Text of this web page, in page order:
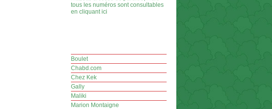
tous les numéros sont consultables
en cliquant ici
Boulet
Chabd.com
Chez Kek
Gally
Maliki
Marion Montaigne